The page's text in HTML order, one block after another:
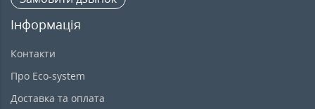
Інформація
Контакти
Про Eco-system
Доставка та оплата